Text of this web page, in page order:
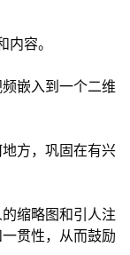
内容。
嵌入到一个二维
方，巩固在有兴
缩略图和引人注
贯性，从而鼓励